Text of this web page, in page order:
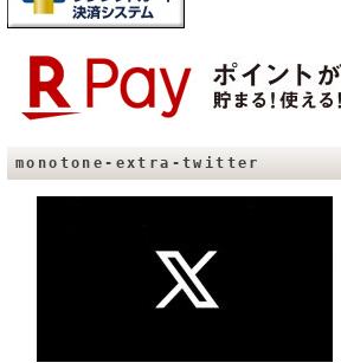
monotone-extra-twitter